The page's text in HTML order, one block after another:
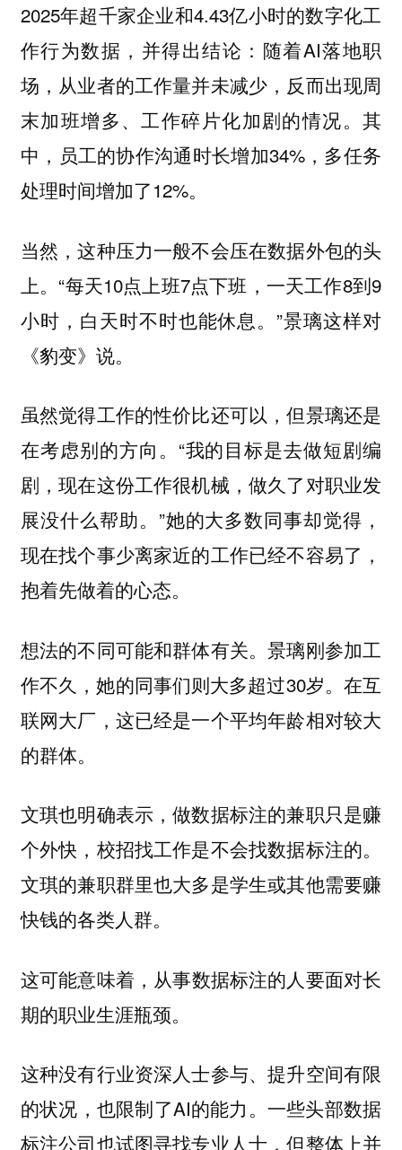
2025年超千家企业和4.43亿小时的数字化工
作行为数据，并得出结论：随着AI落地职
场，从业者的工作量并未减少，反而出现周
末加班增多、工作碎片化加剧的情况。其
中，员工的协作沟通时长增加34%，多任务
处理时间增加了12%。
当然，这种压力一般不会压在数据外包的头
上。“每天10点上班7点下班，一天工作8到9
小时，白天时不时也能休息。”景璃这样对
《豹变》说。
虽然觉得工作的性价比还可以，但景璃还是
在考虑别的方向。“我的目标是去做短剧编
剧，现在这份工作很机械，做久了对职业发
展没什么帮助。”她的大多数同事却觉得，
现在找个事少离家近的工作已经不容易了，
抱着先做着的心态。
想法的不同可能和群体有关。景璃刚参加工
作不久，她的同事们则大多超过30岁。在互
联网大厂，这已经是一个平均年龄相对较大
的群体。
文琪也明确表示，做数据标注的兼职只是赚
个外快，校招找工作是不会找数据标注的。
文琪的兼职群里也大多是学生或其他需要赚
快钱的各类人群。
这可能意味着， 从事数据标注的人要面对长
期的职业生涯瓶颈。
这种没有行业资深人士参与、提升空间有限
的状况，也限制了AI的能力。一些头部数据
标注公司也试图寻找专业人士，但整体上并